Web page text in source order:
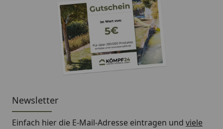
Newsletter
Einfach hier die E-Mail-Adresse eintragen und viele